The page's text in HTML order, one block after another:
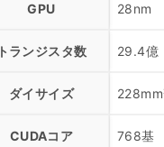
GPU 28nm
トランジスタ数 29.4億
ダイサイズ
CUDAコア 768基